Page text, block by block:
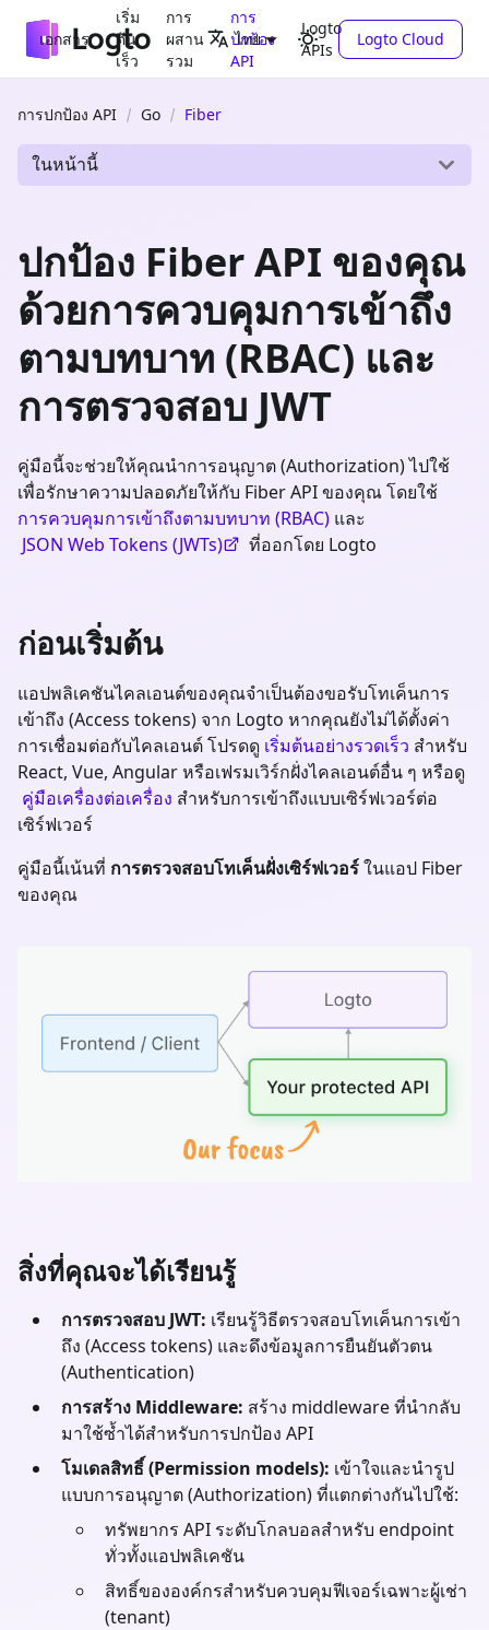
เอกสาร
เริ่ม
ต้น
เร็ว
การ
ผสาน
รวม
การ
ปกป้อง
API
Logto
APIs
ไทย Logto Cloud
การปกป้อง API Go Fiber
ในหน้านี้
ปกป้อง Fiber API ของคุณ
ด้วยการควบคุมการเข้าถึง
ตามบทบาท (RBAC) และ
การตรวจสอบ JWT
คู่มือนี้จะช่วยให้คุณนำการอนุญาต (Authorization) ไปใช้
เพื่อรักษาความปลอดภัยให้กับ Fiber API ของคุณ โดยใช้
การควบคุมการเข้าถึงตามบทบาท (RBAC) และ
JSON Web Tokens (JWTs)
ที่ออกโดย Logto
ก่อนเริ่มต้น
แอปพลิเคชันไคลเอนต์ของคุณจำเป็นต้องขอรับโทเค็นการ
เข้าถึง (Access tokens) จาก Logto หากคุณยังไม่ได้ตั้งค่า
การเชื่อมต่อกับไคลเอนต์ โปรดดู เริ่มต้นอย่างรวดเร็ว สำหรับ
React, Vue, Angular หรือเฟรมเวิร์กฝั่งไคลเอนต์อื่น ๆ หรือดู
คู่มือเครื่องต่อเครื่อง สำหรับการเข้าถึงแบบเซิร์ฟเวอร์ต่อ
เซิร์ฟเวอร์
คู่มือนี้เน้นที่ การตรวจสอบโทเค็นฝั่งเซิร์ฟเวอร์ในแอป Fiber
ของคุณ
สิ่งที่คุณจะได้เรียนรู้
การตรวจสอบ JWT: เรียนรู้วิธีตรวจสอบโทเค็นการเข้า
ถึง (Access tokens) และดึงข้อมูลการยืนยันตัวตน
(Authentication)
การสร้าง Middleware: สร้าง middleware ที่นำกลับ
มาใช้ซ้ำได้สำหรับการปกป้อง API
โมเดลสิทธิ์ (Permission models): เข้าใจและนำรูป
แบบการอนุญาต (Authorization) ที่แตกต่างกันไปใช้:
ทรัพยากร API ระดับโกลบอลสำหรับ endpoint
ทั่วทั้งแอปพลิเคชัน
สิทธิ์ขององค์กรสำหรับควบคุมฟีเจอร์เฉพาะผู้เช่า
(tenant)